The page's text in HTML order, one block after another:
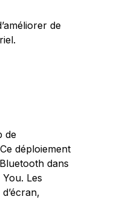
de
de
déploiement
dans
Les